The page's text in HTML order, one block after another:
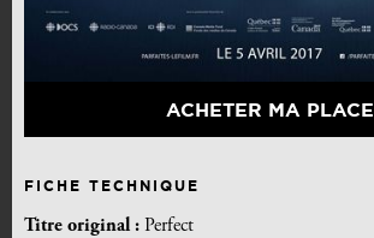
ACHETER MA PLACE
FICHE TECHNIQUE
Titre original : Perfect